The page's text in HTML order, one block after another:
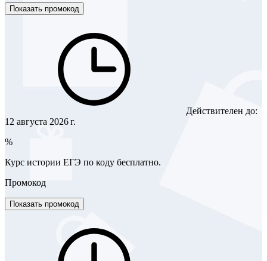
Показать промокод
Действителен до:
12 августа 2026 г.
%
Курс истории ЕГЭ по коду бесплатно.
Промокод
Показать промокод